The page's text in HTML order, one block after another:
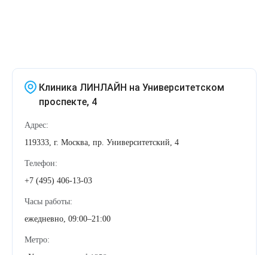
Клиника ЛИНЛАЙН на Университетском
проспекте, 4
Адрес:
119333, г. Москва, пр. Университетский, 4
Телефон:
+7 (495) 406-13-03
Часы работы:
ежедневно, 09:00–21:00
Метро: